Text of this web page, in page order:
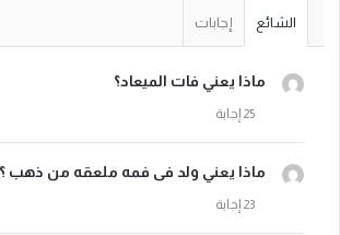
الشائع إجابات
ماذا يعني فات الميعاد؟
ماذا يعني ولد فى فمه ملعقه من ذهب ؟